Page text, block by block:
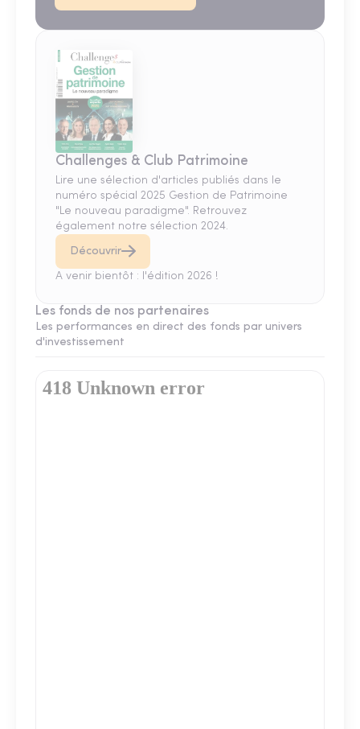
Challenges & Club Patrimoine
Lire une sélection d'articles publiés dans le
numéro spécial 2025 Gestion de Patrimoine
"Le nouveau paradigme". Retrouvez
également notre sélection 2024.
Découvrir
A venir bientôt : l'édition 2026 !
Les fonds de nos partenaires
Les performances en direct des fonds par univers
d'investissement